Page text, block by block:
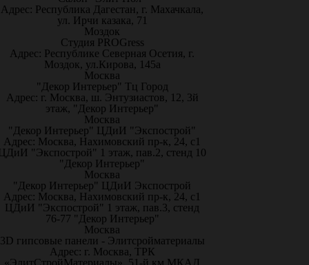
Адрес: Республика Дагестан, г. Махачкала,
ул. Ирчи казака, 71
Моздок
Студия PROGress
Адрес: Республике Северная Осетия, г.
Моздок, ул.Кирова, 145а
Москва
"Декор Интерьер" Тц Город
Адрес: г. Москва, ш. Энтузиастов, 12, 3й
этаж, "Декор Интерьер"
Москва
"Декор Интерьер" ЦДиИ "Экспострой"
Адрес: Москва, Нахимовский пр-к, 24, с1
"Экспострой" 1 этаж, пав.2, стенд 10
"Декор Интерьер"
Москва
"Декор Интерьер" ЦДиИ Экспострой
Адрес: Москва, Нахимовский пр-к, 24, с1
ЦДиИ "Экспострой" 1 этаж, пав.3, стенд
76-77 "Декор Интерьер"
Москва
3D гипсовые панели - Элитсройматериалы
Адрес: г. Москва, ТРК